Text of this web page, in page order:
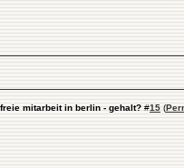
freie mitarbeit in berlin - gehalt? #15 (